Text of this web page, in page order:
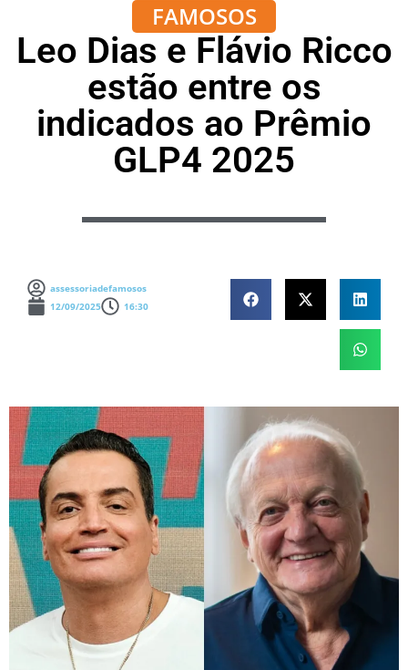
FAMOSOS
Leo Dias e Flávio Ricco
estão entre os
indicados ao Prêmio
GLP4 2025
assessoriadefamosos
12/09/2025
16:30